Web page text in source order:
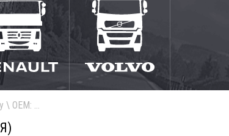
\ ОЕМ: 1506330. Отсутствует моторчик.